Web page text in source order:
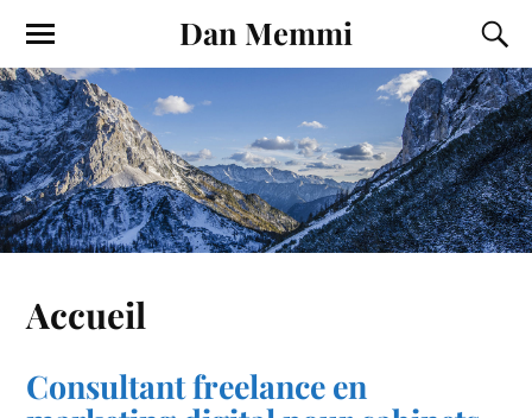
Dan Memmi
Accueil
Consultant freelance en